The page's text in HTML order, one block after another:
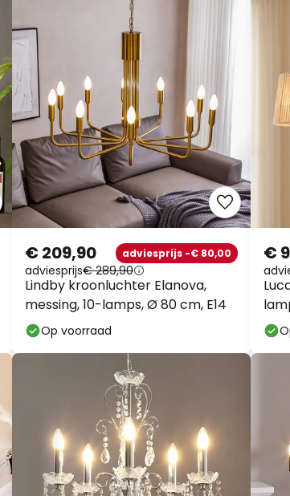
Lindby kroonluchter Elanova,
messing, 10-lamps, Ø 80 cm, E14
€ 209,90 adviesprijs -€ 80,00
adviesprijs€ 289,90
Op voorraad
€